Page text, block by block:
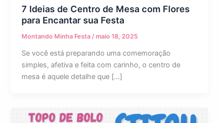
7 Ideias de Centro de Mesa com Flores
para Encantar sua Festa
Montando Minha Festa/ maio 18, 2025
Se você está preparando uma comemoração
simples, afetiva e feita com carinho, o centro de
mesa é aquele detalhe que […]